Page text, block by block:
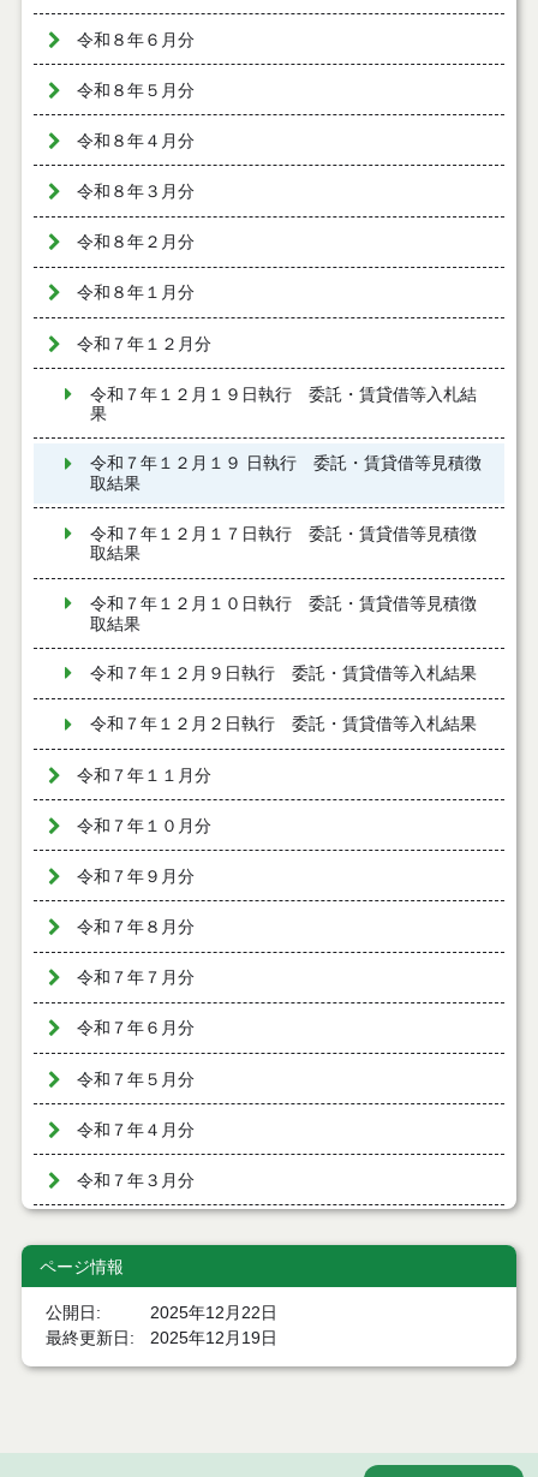
令和８年６月分
令和８年５月分
令和８年４月分
令和８年３月分
令和８年２月分
令和８年１月分
令和７年１２月分
令和７年１２月１９日執行 委託・賃貸借等入札結
果
令和７年１２月１９ 日執行 委託・賃貸借等見積徴
取結果
令和７年１２月１７日執行 委託・賃貸借等見積徴
取結果
令和７年１２月１０日執行 委託・賃貸借等見積徴
取結果
令和７年１２月９日執行 委託・賃貸借等入札結果
令和７年１２月２日執行 委託・賃貸借等入札結果
令和７年１１月分
令和７年１０月分
令和７年９月分
令和７年８月分
令和７年７月分
令和７年６月分
令和７年５月分
令和７年４月分
令和７年３月分
令和６年１２月分
ページ情報
公開日
2025年12月22日
最終更新日
2025年12月19日